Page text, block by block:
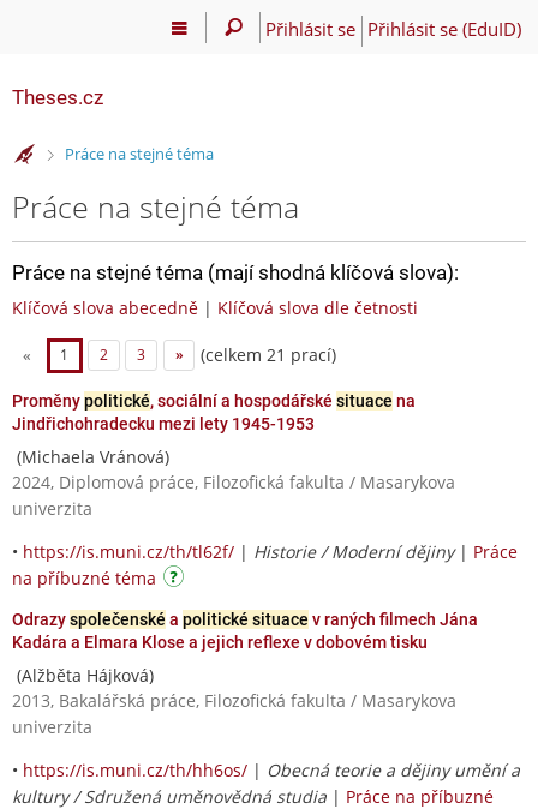
Přihlásit se Přihlásit se (EduID)
Theses.cz
>Práce na stejné téma
Práce na stejné téma
Práce na stejné téma (mají shodná klíčová slova):
Klíčová slova abecedně | Klíčová slova dle četnosti
« 1 2 3 » (celkem 21 prací)
Proměnypolitické, sociální a hospodářské situace na
Jindřichohradecku mezi lety 1945-1953
(Michaela Vránová)
2024, Diplomová práce, Filozofická fakulta / Masarykova
univerzita
• https://is.muni.cz/th/tl62f/ | Historie / Moderní dějiny| Práce
na příbuzné téma
Odrazyspolečenské a politické situace v raných filmech Jána
Kadára a Elmara Klose a jejich reflexe v dobovém tisku
(Alžběta Hájková)
2013, Bakalářská práce, Filozofická fakulta / Masarykova
univerzita
• https://is.muni.cz/th/hh6os/ | Obecná teorie a dějiny umění a
kultury / Sdružená uměnovědná studia | Práce na příbuzné